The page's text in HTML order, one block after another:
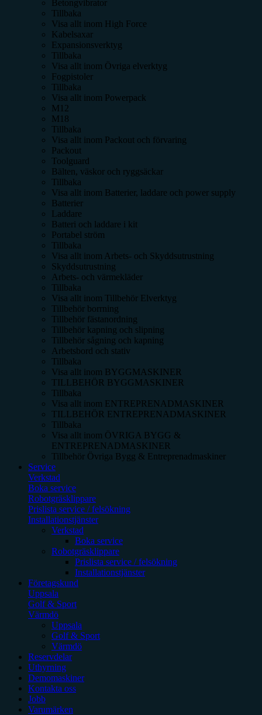
Betongvibrator
Tillbaka
Visa allt inom High Force
Kabelsaxar
Expansionsverktyg
Tillbaka
Visa allt inom Övriga elverktyg
Fogpistoler
Tillbaka
Visa allt inom Powerpack
M12
M18
Tillbaka
Visa allt inom Packout och förvaring
Packout
Toolguard
Bälten, väskor och ryggsäckar
Tillbaka
Visa allt inom Batterier, laddare och power supply
Batterier
Laddare
Batteri och laddare i kit
Portabel ström
Tillbaka
Visa allt inom Arbets- och Skyddsutrustning
Skyddsutrustning
Arbets- och värmekläder
Tillbaka
Visa allt inom Tillbehör Elverktyg
Tillbehör borrning
Tillbehör fästanordning
Tillbehör kapning och slipning
Tillbehör sågning och kapning
Arbetsbord och stativ
Tillbaka
Visa allt inom BYGGMASKINER
TILLBEHÖR BYGGMASKINER
Tillbaka
Visa allt inom ENTREPRENADMASKINER
TILLBEHÖR ENTREPRENADMASKINER
Tillbaka
Visa allt inom ÖVRIGA BYGG &
ENTREPRENADMASKINER
Tillbehör Övriga Bygg & Entreprenadmaskiner
Service
Verkstad
Boka service
Robotgräsklippare
Prislista service / felsökning
Installationstjänster
Verkstad
Boka service
Robotgräsklippare
Prislista service / felsökning
Installationstjänster
Företagskund
Uppsala
Golf & Sport
Värmdö
Uppsala
Golf & Sport
Värmdö
Reservdelar
Uthyrning
Demomaskiner
Kontakta oss
Jobb
Varumärken